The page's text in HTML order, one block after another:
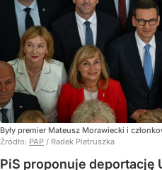
Były premier Mateusz Morawiecki i
Źródło: PAP / Radek Pietruszka
PiS proponuje deportację